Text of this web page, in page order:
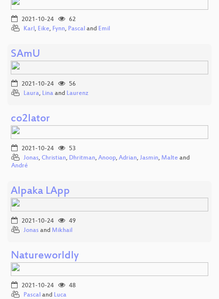
2021-10-24
62
Karl, Eike, Fynn, Pascal and Emil
SAmU
2021-10-24
56
Laura, Lina and Laurenz
co2lator
2021-10-24
53
Jonas, Christian, Dhritman, Anoop, Adrian, Jasmin, Malte and
André
Alpaka LApp
2021-10-24
49
Jonas and Mikhail
Natureworldly
2021-10-24
48
Pascal and Luca